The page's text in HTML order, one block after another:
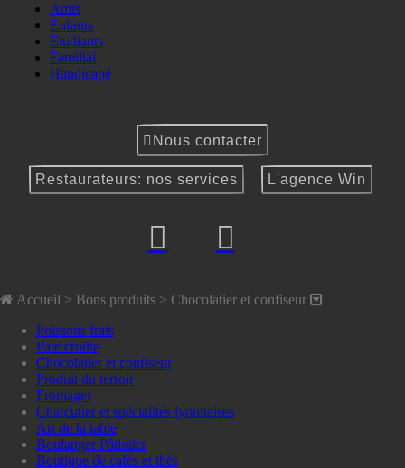
Amis
Enfants
Etudiants
Familial
Handicapé
Nous contacter
Restaurateurs: nos services L'agence Win
Accueil > Bons produits > Chocolatier et confiseur
Poissons frais
Paté croûte
Chocolatier et confiseur
Produit du terroir
Fromager
Charcutier et spécialités lyonnaises
Art de la table
Boulanger Pâtissier
Boutique de cafés et thés